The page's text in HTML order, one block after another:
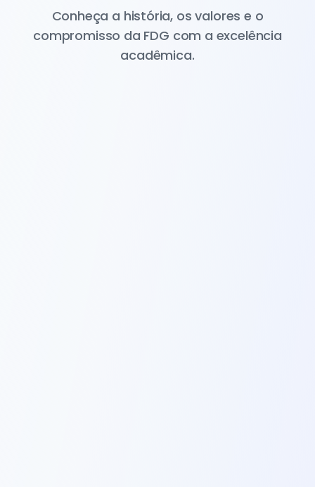
Conheça a história, os valores e o
compromisso da FDG com a excelência
acadêmica.